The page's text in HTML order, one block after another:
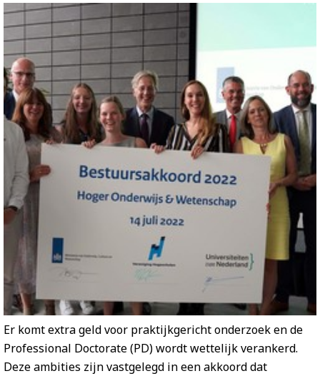
Er komt extra geld voor praktijkgericht onderzoek en de
Professional Doctorate (PD) wordt wettelijk verankerd.
Deze ambities zijn vastgelegd in een akkoord dat